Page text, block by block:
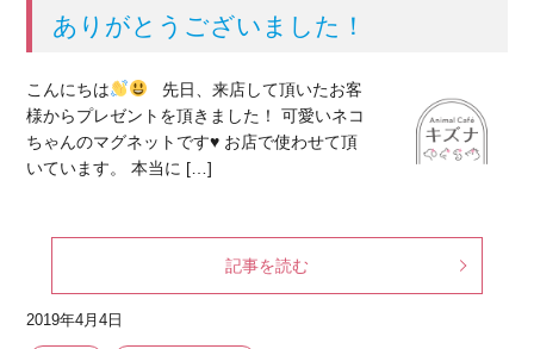
ありがとうございました！
こんにちは
先日、来店して頂いたお客
様からプレゼントを頂きました！ 可愛いネコ
ちゃんのマグネットです♥️ お店で使わせて頂
いています。 本当に […]
記事を読む
2019年4月4日